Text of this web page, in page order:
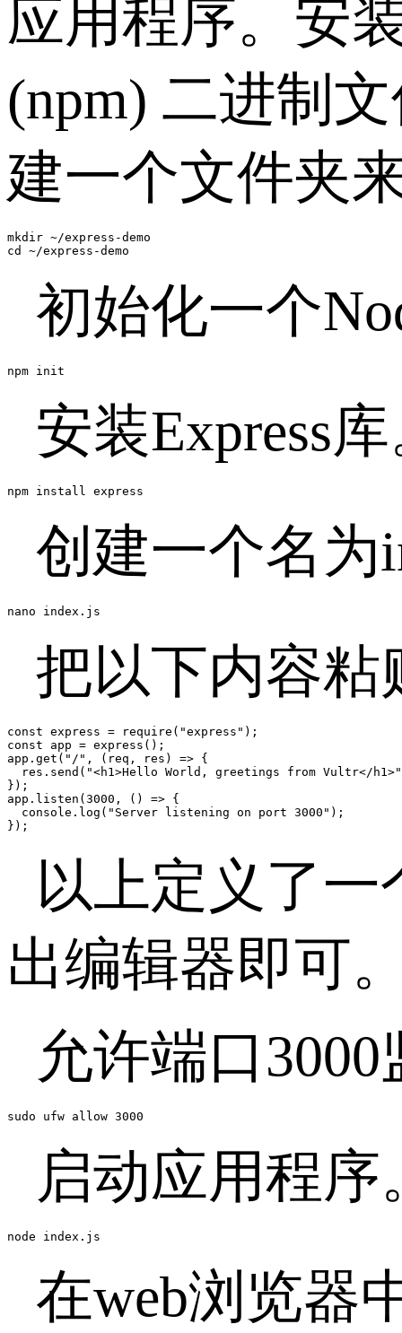
应用程序。安
(npm) 二进制
建一个文件夹
mkdir ~/express-demo
cd ~/express-demo
初始化一个
npm init
安装Express
npm install express
创建一个名为
nano index.js
把以下内容粘
const express = require("express");
const app = express();
app.get("/", (req, res) => {
res.send("<h1>Hello World, greetings from Vultr</
});
app.listen(3000, () => {
  console.log("Server listening on port 3000");
});
以上定义了一
出编辑器即可
允许端口
sudo ufw allow 3000
启动应用程序
node index.js
在web浏览器